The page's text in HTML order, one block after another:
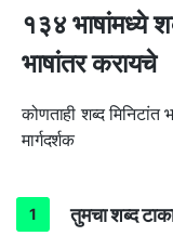
१३४ भाषांमध्ये
भाषांतर करायचे
कोणताही शब्द मिनिटांत
मार्गदर्शक
तुमचा शब्द